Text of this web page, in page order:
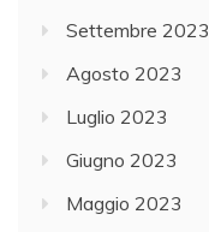
Settembre 2023
Agosto 2023
Luglio 2023
Giugno 2023
Maggio 2023